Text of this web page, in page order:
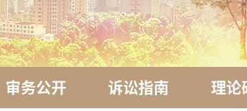
审务公开 诉讼指南 理论